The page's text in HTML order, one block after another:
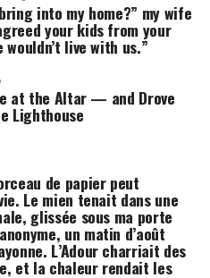
into my home?” my wife
your kids from your
live with us.”
at the Altar — and Drove
Lighthouse
de papier peut
Le mien tenait dans une
glissée sous ma porte
un matin d’août
L’Adour charriait des
et la chaleur rendait les